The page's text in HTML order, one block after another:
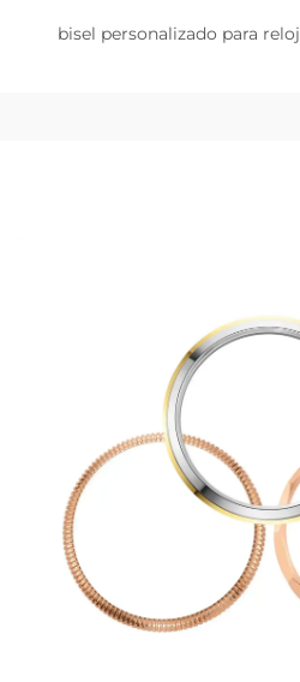
bisel personalizado para reloj